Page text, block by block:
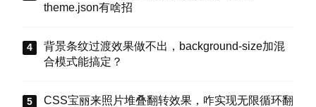
theme.json有啥招
背景条纹过渡效果做不出，background-size加混
合模式能搞定？
CSS宝丽来照片堆叠翻转效果，咋实现无限循环翻